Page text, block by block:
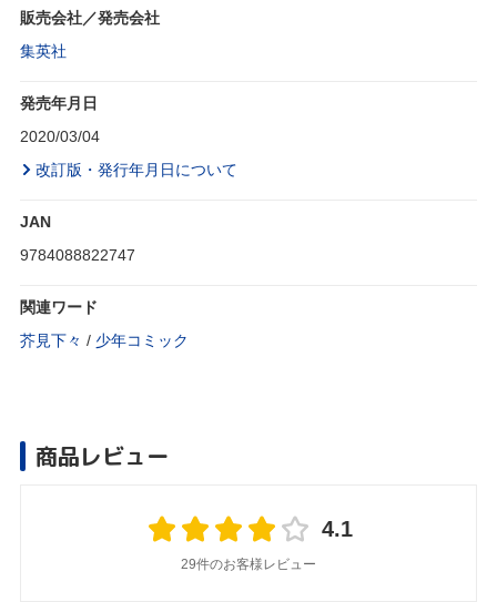
販売会社／発売会社
集英社
発売年月日
2020/03/04
改訂版・発行年月日について
JAN
9784088822747
関連ワード
芥見下々 / 少年コミック
商品レビュー
4.1
29件のお客様レビュー